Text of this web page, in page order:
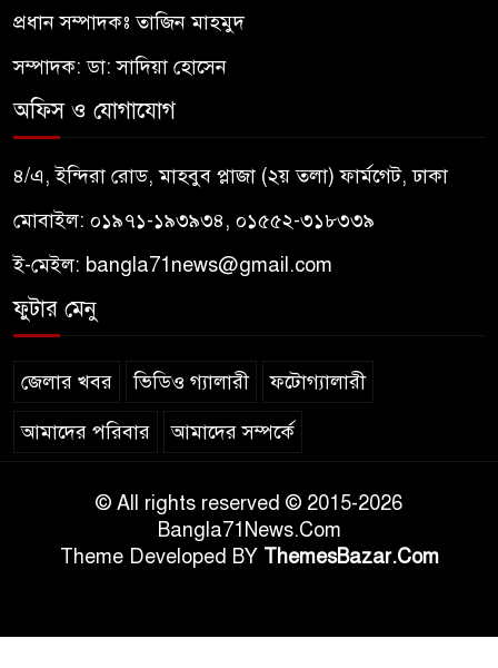
প্রধান সম্পাদকঃ তাজিন মাহমুদ
সম্পাদক: ডা: সাদিয়া হোসেন
অফিস ও যোগাযোগ
৪/এ, ইন্দিরা রোড, মাহবুব প্লাজা (২য় তলা) ফার্মগেট, ঢাকা
মোবাইল: ০১৯৭১-১৯৩৯৩৪, ০১৫৫২-৩১৮৩৩৯
ই-মেইল: bangla71news@gmail.com
ফুটার মেনু
জেলার খবর ভিডিও গ্যালারী ফটোগ্যালারী
আমাদের পরিবার আমাদের সম্পর্কে
© All rights reserved © 2015-2026
Bangla71News.Com
Theme Developed BY ThemesBazar.Com